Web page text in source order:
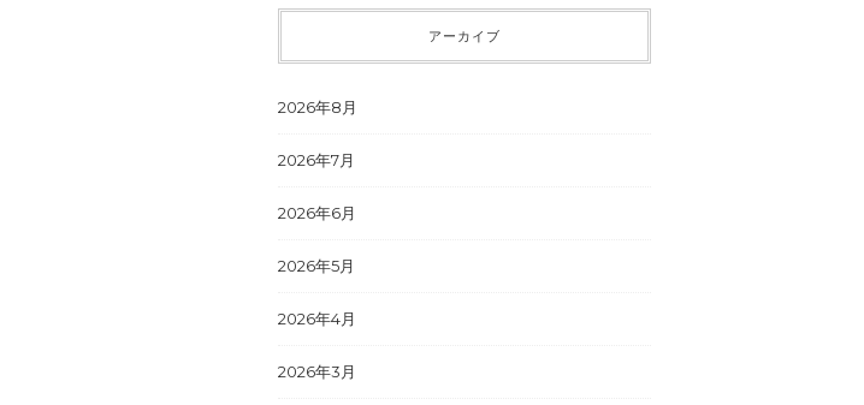
アーカイブ
2026年8月
2026年7月
2026年6月
2026年5月
2026年4月
2026年3月